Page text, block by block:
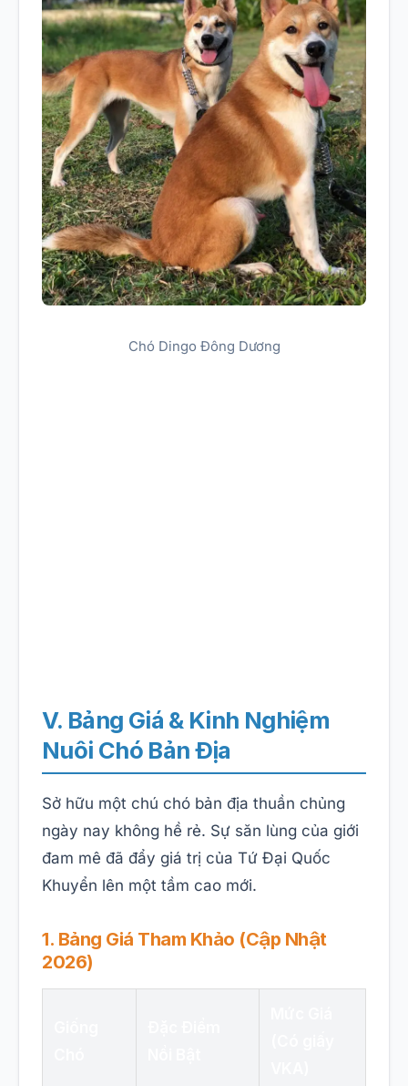
Chó Dingo Đông Dương
V. Bảng Giá & Kinh Nghiệm
Nuôi Chó Bản Địa
Sở hữu một chú chó bản địa thuần chủng
ngày nay không hề rẻ. Sự săn lùng của giới
đam mê đã đẩy giá trị của Tứ Đại Quốc
Khuyển lên một tầm cao mới.
1. Bảng Giá Tham Khảo (Cập Nhật
2026)